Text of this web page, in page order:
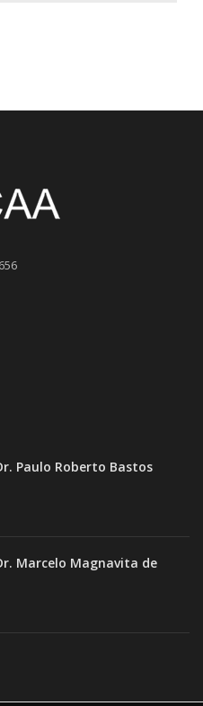
Paulo Roberto Bastos
Marcelo Magnavita de